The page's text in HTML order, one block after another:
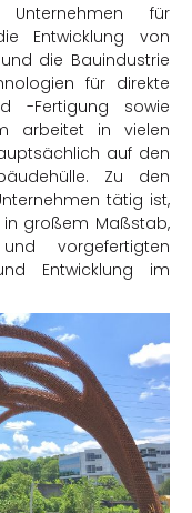
für
Entwicklung von
die Bauindustrie
für direkte
-Fertigung sowie
arbeitet in vielen
auf den
Zu den
tätig ist,
in großem Maßstab,
vorgefertigten
Entwicklung im